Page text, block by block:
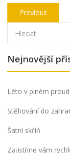
Navigace
pro
Previous
post:
Nejnovější
Léto v plném
Stěhování do
Šatní skříň
Zajistíme vám